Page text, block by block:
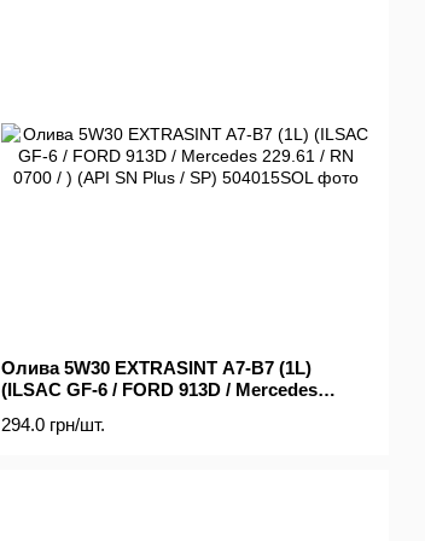
Олива 5W30 EXTRASINT A7-B7 (1L)
(ILSAC GF-6 / FORD 913D / Mercedes
294.0 грн/шт.